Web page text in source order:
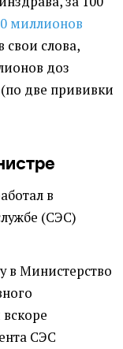
миллионов
свои слова,
доз
две прививки
в
(СЭС)
в Министерство
СЭС